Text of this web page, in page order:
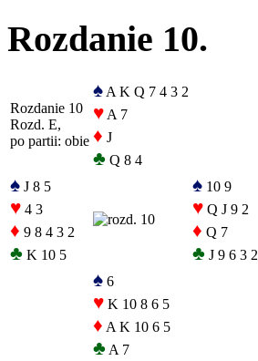
Rozdanie 10.
Rozdanie 10
Rozd. E,
po partii: obie
♠ A K Q 7 4 3 2
♥ A 7
♦ J
♣ Q 8 4
♠ J 8 5
♥ 4 3
♦ 9 8 4 3 2
♣ K 10 5
♠ 10 9
♥ Q J 9 2
♦ Q 7
♣ J 9 6 3 2
♠ 6
♥ K 10 8 6 5
♦ A K 10 6 5
♣ A 7